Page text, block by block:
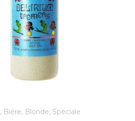
, Bière, Blonde, Spéciale